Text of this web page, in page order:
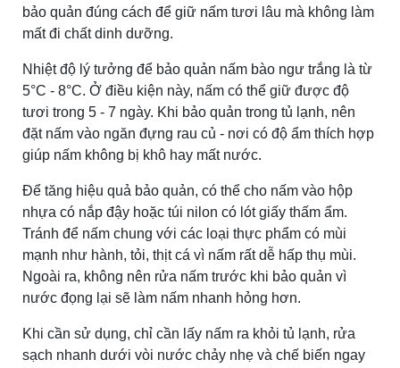
bảo quản đúng cách để giữ nấm tươi lâu mà không làm
mất đi chất dinh dưỡng.
Nhiệt độ lý tưởng để bảo quản nấm bào ngư trắng là từ
5°C - 8°C. Ở điều kiện này, nấm có thể giữ được độ
tươi trong 5 - 7 ngày. Khi bảo quản trong tủ lạnh, nên
đặt nấm vào ngăn đựng rau củ - nơi có độ ẩm thích hợp
giúp nấm không bị khô hay mất nước.
Để tăng hiệu quả bảo quản, có thể cho nấm vào hộp
nhựa có nắp đậy hoặc túi nilon có lót giấy thấm ẩm.
Tránh để nấm chung với các loại thực phẩm có mùi
mạnh như hành, tỏi, thịt cá vì nấm rất dễ hấp thụ mùi.
Ngoài ra, không nên rửa nấm trước khi bảo quản vì
nước đọng lại sẽ làm nấm nhanh hỏng hơn.
Khi cần sử dụng, chỉ cần lấy nấm ra khỏi tủ lạnh, rửa
sạch nhanh dưới vòi nước chảy nhẹ và chế biến ngay